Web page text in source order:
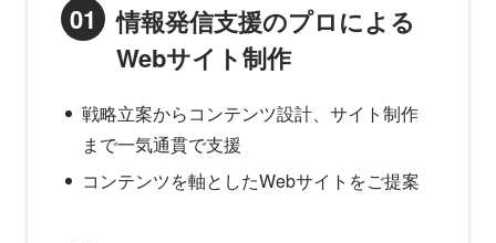
01
情報発信支援のプロによる
Webサイト制作
戦略立案からコンテンツ設計、サイト制作
まで一気通貫で支援
コンテンツを軸としたWebサイトをご提案